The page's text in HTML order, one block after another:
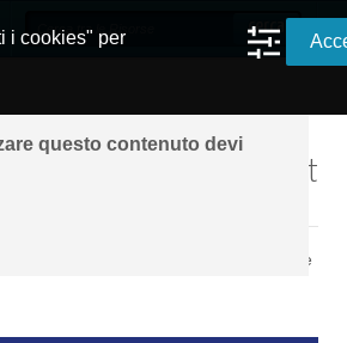
questo contenuto devi
ovunque grazie a Internet
Lavorare in Team e Perché Sceglierle
i cookies" per